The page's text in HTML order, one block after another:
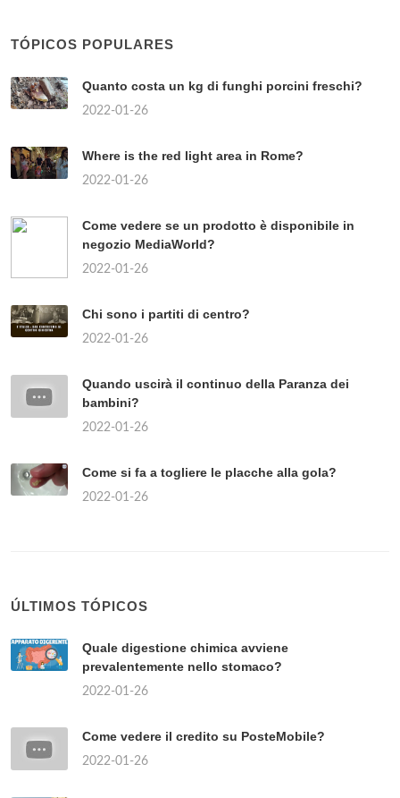
TÓPICOS POPULARES
Quanto costa un kg di funghi porcini freschi?
2022-01-26
Where is the red light area in Rome?
2022-01-26
Come vedere se un prodotto è disponibile in
negozio MediaWorld?
2022-01-26
Chi sono i partiti di centro?
2022-01-26
Quando uscirà il continuo della Paranza dei
bambini?
2022-01-26
Come si fa a togliere le placche alla gola?
2022-01-26
ÚLTIMOS TÓPICOS
Quale digestione chimica avviene
prevalentemente nello stomaco?
2022-01-26
Come vedere il credito su PosteMobile?
2022-01-26